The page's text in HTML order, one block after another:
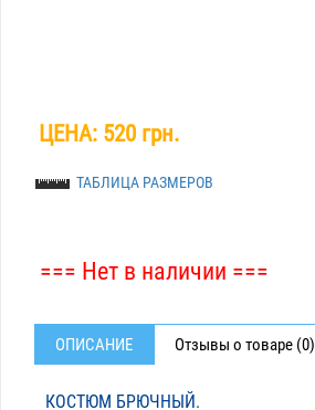
ЦЕНА: 520 грн.
ТАБЛИЦА РАЗМЕРОВ
=== Нет в наличии ===
ОПИСАНИЕ Отзывы о товаре (0)
КОСТЮМ БРЮЧНЫЙ.